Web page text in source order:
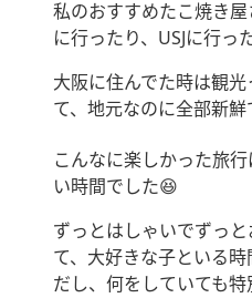
私のおすすめたこ焼き
に行ったり、USJに行っ
大阪に住んでた時は観
て、地元なのに全部新鮮
こんなに楽しかった旅
い時間でした😆
ずっとはしゃいでずっ
て、大好きな子といる
だし、何をしていても特